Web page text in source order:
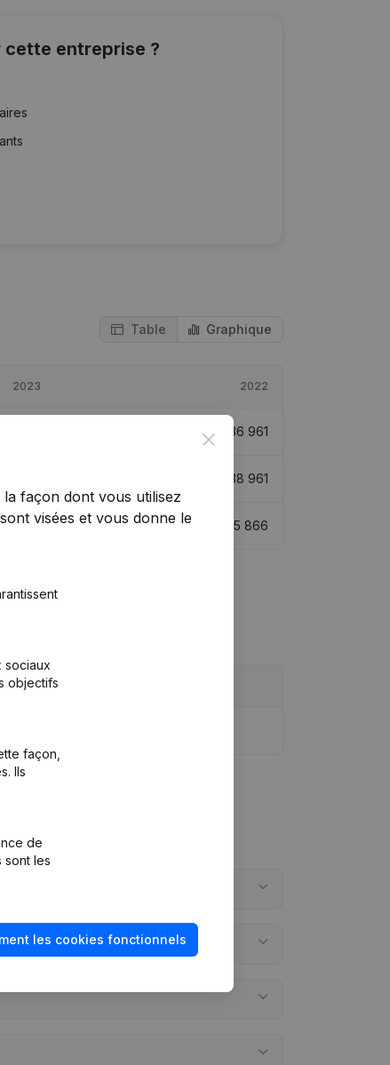
cette entreprise ?
Table Graphique
2023 2022
36 961
38 961
12 173 -78,21% 55 866
Close
façon dont vous utilisez
visées et vous donne le
sociaux
objectifs
façon,
Ils
de
sont les
les cookies fonctionnels